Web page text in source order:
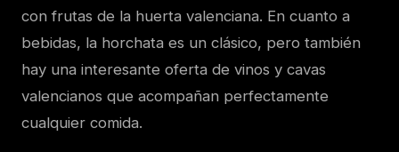
con frutas de la huerta valenciana. En cuanto a
bebidas, la horchata es un clásico, pero también
hay una interesante oferta de vinos y cavas
valencianos que acompañan perfectamente
cualquier comida.